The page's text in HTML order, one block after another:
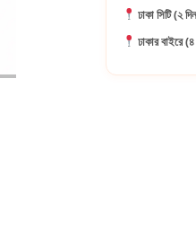
ঢাকা সিটি (২
ঢাকার বাইরে